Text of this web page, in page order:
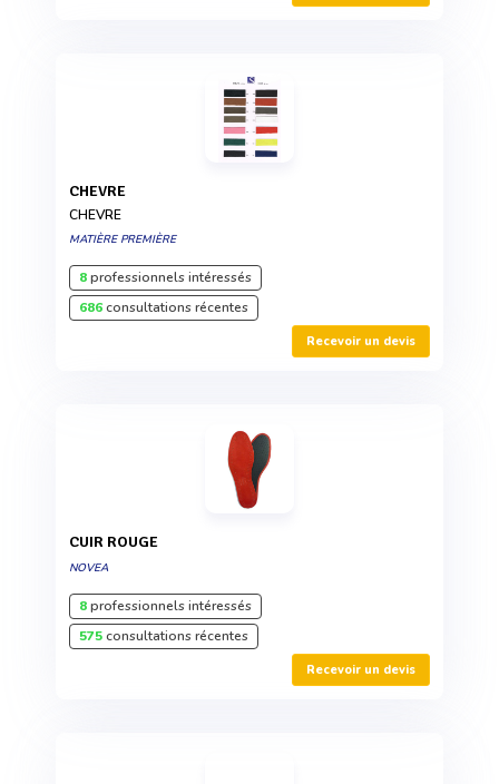
CHEVRE
CHEVRE
MATIÈRE PREMIÈRE
8professionnels intéressés
686consultations récentes
Recevoir un devis
CUIR ROUGE
NOVEA
8professionnels intéressés
575consultations récentes
Recevoir un devis